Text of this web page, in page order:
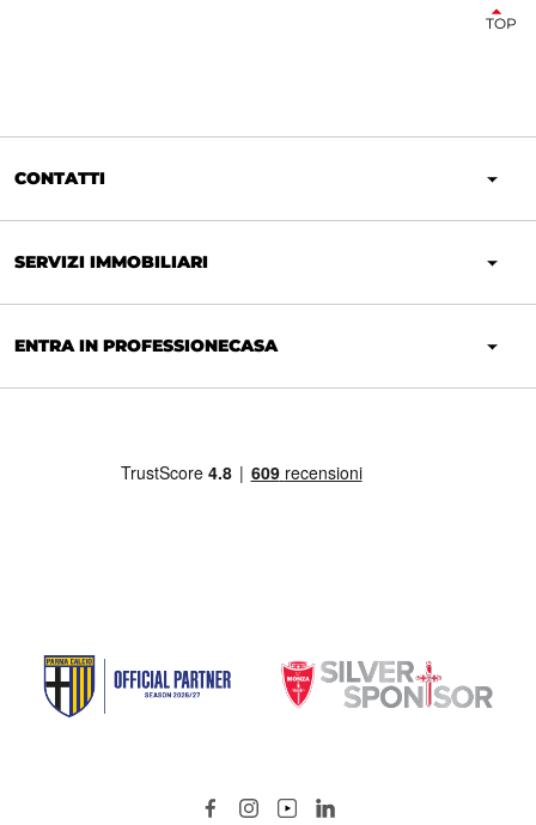
TOP
CONTATTI
SERVIZI IMMOBILIARI
ENTRA IN PROFESSIONECASA